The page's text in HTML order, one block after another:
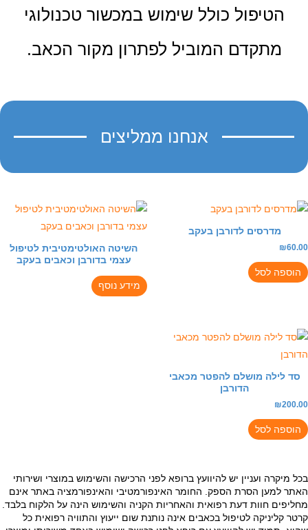
כולל שימוש במכשור טכנולוגי
מתקדם המוביל לפתרון מקור הכאב.
אנחנו ממליצים
מדרסים לדורבן בעקב
לסל
השיטה האולטימטיבית לטיפול
עצמי בדורבן וכאבים בעקב
מידע נוסף
מושלם להפטר מכאבי
הדורבן
₪
לסל
ועניין יש להיוועץ ברופא לפני הרכישה והשימוש במוצרי ושירותי
הסרת הספק. החומר האינפורמטיבי והאינפורמציה באתר אינם
חוות דעת רפואית והאחריות הקניה והשימוש הינה על הלקוח בלבד.
לטיפול בכאבים אינה נותנת שום ייעוץ והתוויה רפואית כל